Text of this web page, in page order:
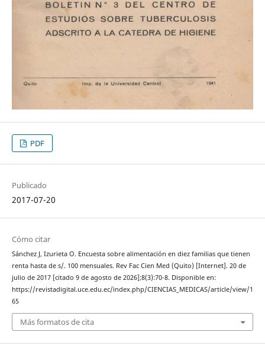
PDF
Publicado
2017-07-20
Cómo citar
Sánchez J, Izurieta O. Encuesta sobre alimentación en diez familias que tienen
renta hasta de s/. 100 mensuales. Rev Fac Cien Med (Quito) [Internet]. 20 de
julio de 2017 [citado 9 de agosto de 2026];8(3):70-8. Disponible en:
https://revistadigital.uce.edu.ec/index.php/CIENCIAS_MEDICAS/article/view/1
65
Más formatos de cita